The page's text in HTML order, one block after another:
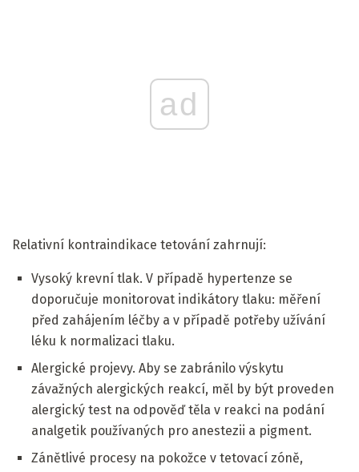
ad
Relativní kontraindikace tetování zahrnují:
Vysoký krevní tlak. V případě hypertenze se
doporučuje monitorovat indikátory tlaku: měření
před zahájením léčby a v případě potřeby užívání
léku k normalizaci tlaku.
Alergické projevy. Aby se zabránilo výskytu
závažných alergických reakcí, měl by být proveden
alergický test na odpověď těla v reakci na podání
analgetik používaných pro anestezii a pigment.
Zánětlivé procesy na pokožce v tetovací zóně,